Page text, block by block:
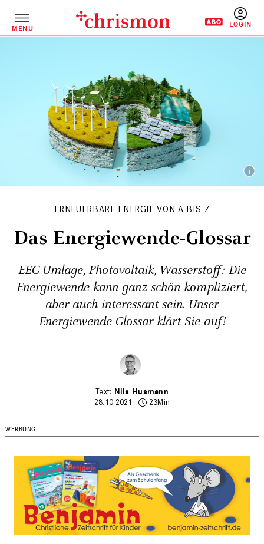
InhaltMENÜ
ERNEUERBARE ENERGIE VON A BIS Z
Das Energiewende-Glossar
EEG-Umlage, Photovoltaik, Wasserstoff: Die
Energiewende kann ganz schön kompliziert,
aber auch interessant sein. Unser
Energiewende-Glossar klärt Sie auf!
Nils Husmann
28.10.2021
23Min